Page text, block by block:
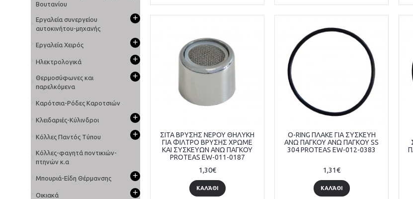
Βουτανίου
Εργαλεία συνεργείου
αυτοκινήτου-μηχανής
+
Εργαλεία Χειρός +
Ηλεκτρολογικά +
Θερμοσύφωνες και
παρελκόμενα
+
Καρότσια-Ρόδες Καροτσιών
Κλειδαριές-Κύλινδροι +
Κόλλες Παντός Τύπου +
Κόλλες-φαγητά ποντικιών-
πτηνών κ.α
Μπουριά-Είδη Θέρμανσης +
Οικιακά +
ΣΙΤΑ ΒΡΥΣΗΣ ΝΕΡΟΥ ΘΗΛΥΚΗ
ΓΙΑ ΦΙΛΤΡΟ ΒΡΥΣΗΣ ΧΡΩΜΕ
ΚΑΙ ΣΥΣΚΕΥΩΝ ΑΝΩ ΠΑΓΚΟΥ
PROTEAS EW-011-0187
1,30€
ΚΑΛΆΘΙ
O-RING ΠΛΑΚΕ ΓΙΑ ΣΥΣΚΕΥΗ
ΑΝΩ ΠΑΓΚΟΥ ΑΝΩ ΠΑΓΚΟΥ SS
304 PROTEAS EW-012-0383
1,31€
ΚΑΛΆΘΙ